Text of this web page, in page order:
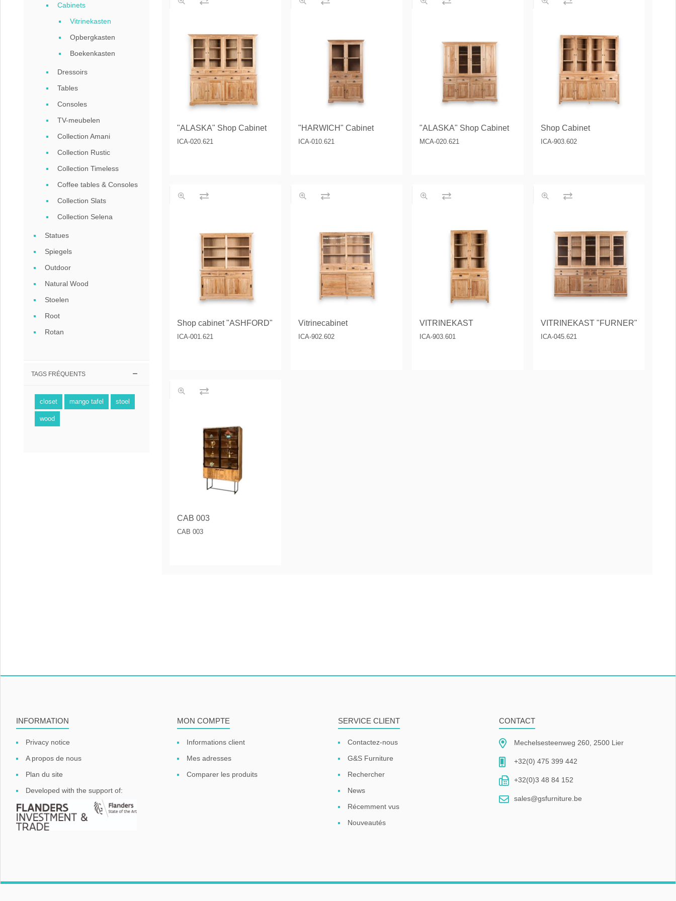
Collection Selena
"ALASKA" Shop Cabinet
ICA-020.621
"HARWICH" Cabinet
ICA-010.621
"ALASKA" Shop Cabinet
MCA-020.621
Shop Cabinet
ICA-903.602
Shop cabinet "ASHFORD"
ICA-001.621
Vitrinecabinet
ICA-902.602
VITRINEKAST
ICA-903.601
VITRINEKAST "FURNER"
ICA-045.621
CAB 003
CAB 003
Cabinets
Vitrinekasten
Opbergkasten
Boekenkasten
Dressoirs
Tables
Consoles
TV-meubelen
Collection Amani
Collection Rustic
Collection Timeless
Coffee tables & Consoles
Collection Slats
Collection Selena
Statues
Spiegels
Outdoor
Natural Wood
Stoelen
Root
Rotan
TAGS FRÉQUENTS
closet mango tafel stoel
wood
INFORMATION
Privacy notice
A propos de nous
Plan du site
Developed with the support of:
MON COMPTE
Informations client
Mes adresses
Comparer les produits
SERVICE CLIENT
Contactez-nous
G&S Furniture
Rechercher
News
Récemment vus
Nouveautés
CONTACT
Mechelsesteenweg 260, 2500 Lier
+32(0) 475 399 442
+32(0)3 48 84 152
sales@gsfurniture.be